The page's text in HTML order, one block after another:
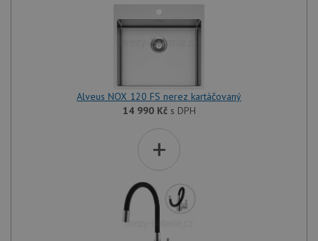
Alveus NOX 120 FS nerez kartáčovaný
14 990 Kčs DPH
+